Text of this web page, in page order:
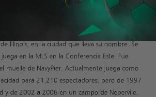
Illinois, en la ciudad que lleva su nombre. Se
en la MLS en la Conferencia Este. Fue
muelle de NavyPier. Actualmente juega como
para 21.210 espectadores, pero de 1997
y de 2002 a 2006 en un campo de Nepervile.